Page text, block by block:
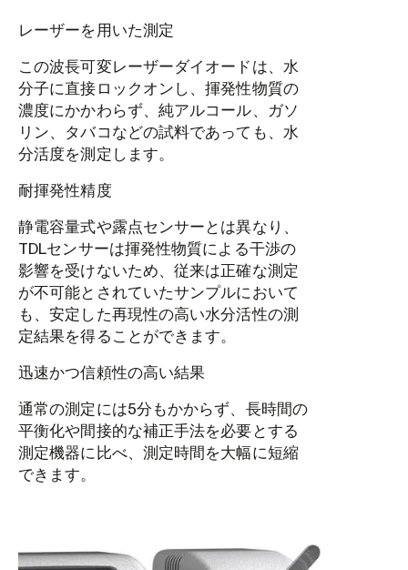
レーザーを用いた測定
この波長可変レーザーダイオードは、水
分子に直接ロックオンし、揮発性物質の
濃度にかかわらず、純アルコール、ガソ
リン、タバコなどの試料であっても、水
分活度を測定します。
耐揮発性精度
静電容量式や露点センサーとは異なり、
TDLセンサーは揮発性物質による干渉の
影響を受けないため、従来は正確な測定
が不可能とされていたサンプルにおいて
も、安定した再現性の高い水分活性の測
定結果を得ることができます。
迅速かつ信頼性の高い結果
通常の測定には5分もかからず、長時間の
平衡化や間接的な補正手法を必要とする
測定機器に比べ、測定時間を大幅に短縮
できます。